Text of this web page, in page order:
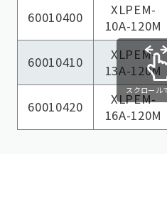
60010400
XLPEM-
10A-120M
60010410
XLPEM-
13A-120M
60010420
XLPEM-
16A-120M
スクロール